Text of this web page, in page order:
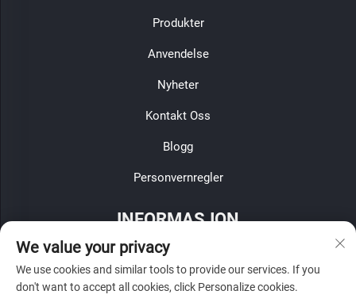
Produkter
Anvendelse
Nyheter
Kontakt Oss
Blogg
Personvernregler
INFORMASJON
Meld deg på for å motta vår ukentlige nyhetsbrev
We value your privacy
We use cookies and similar tools to provide our services. If you
don't want to accept all cookies, click Personalize cookies.